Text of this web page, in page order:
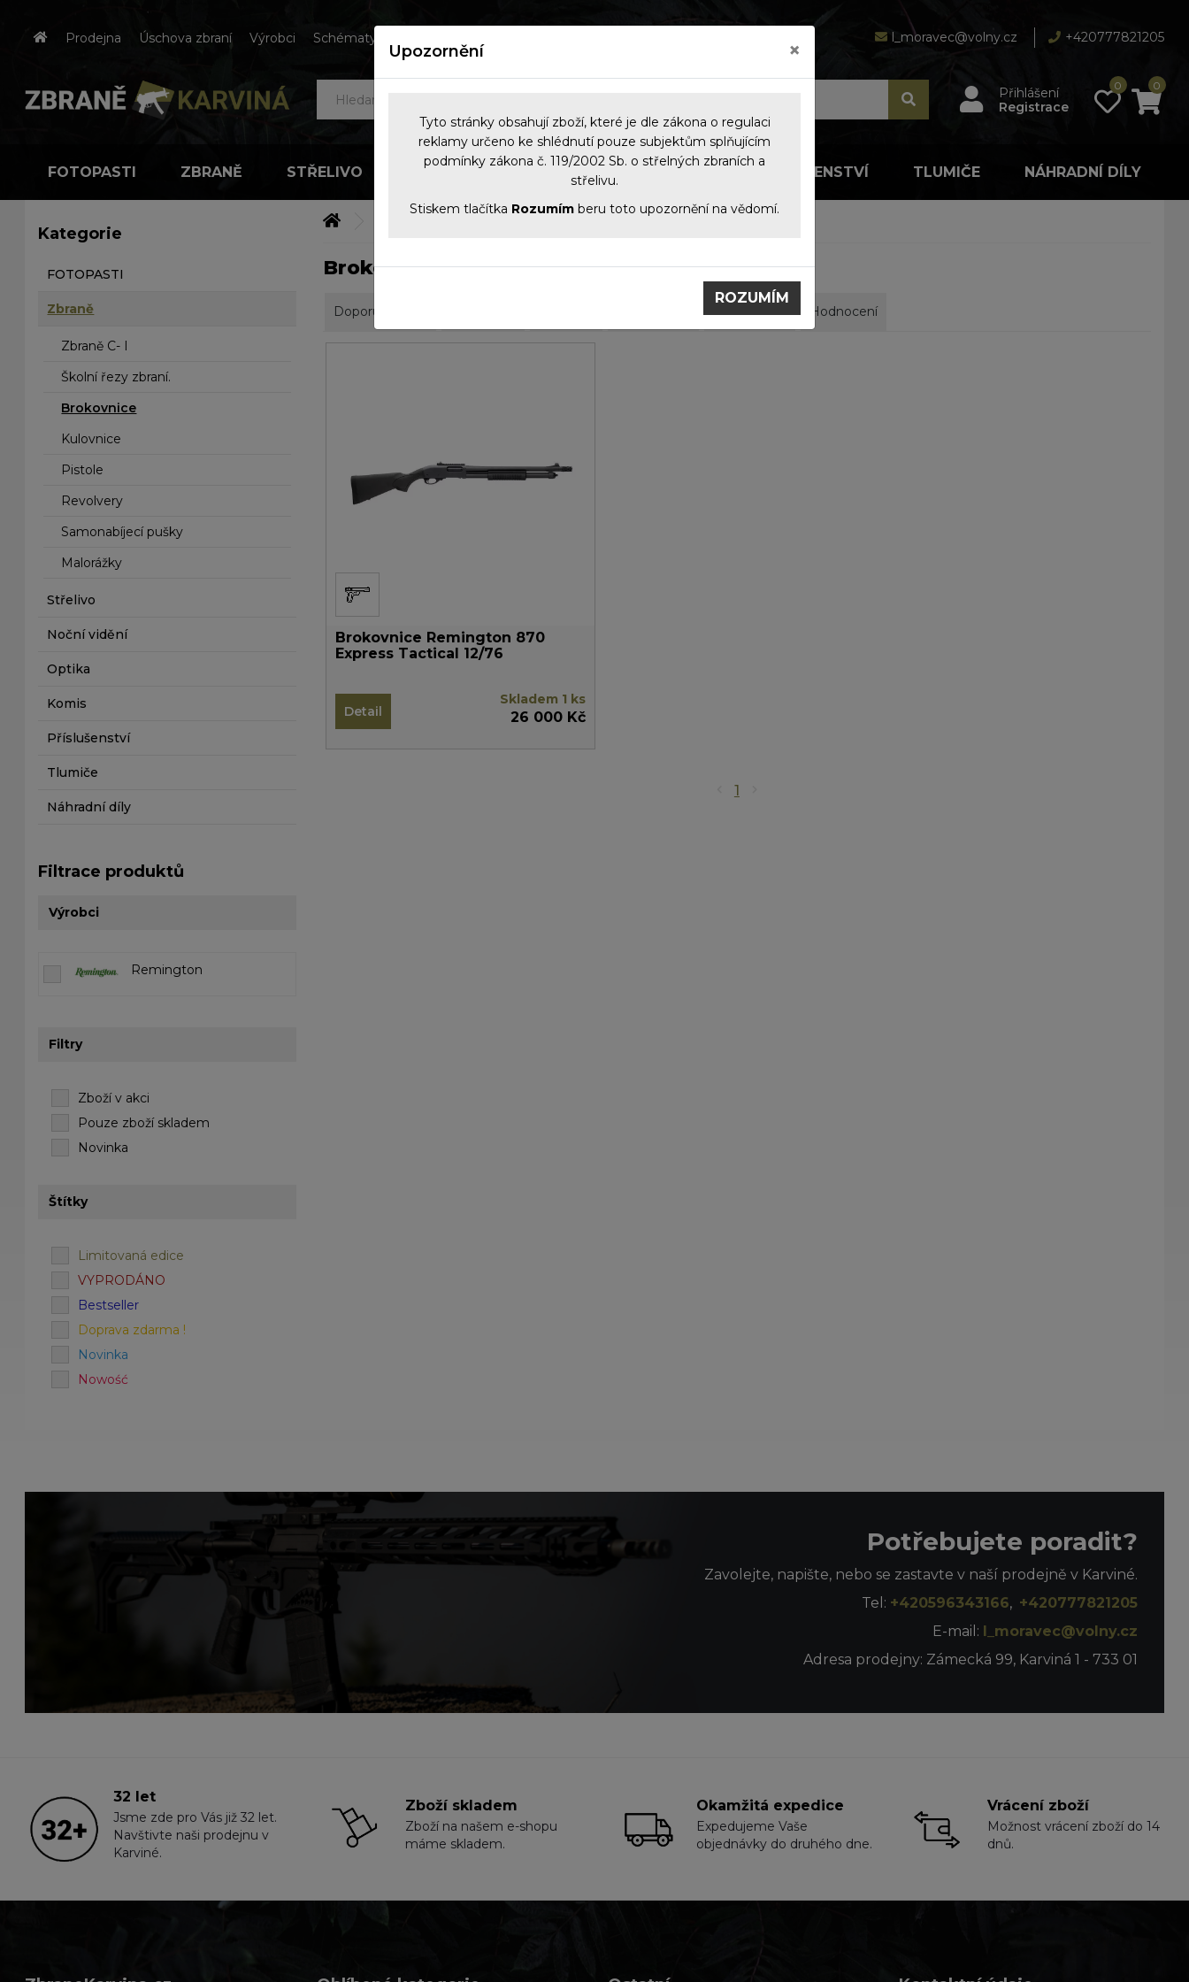
Prodejna Úschova zbraní Výrobci Schématy českých zbraní l_moravec@volny.cz +420777821205
Přihlášení
Registrace
0 0
FOTOPASTI ZBRANĚ STŘELIVO NOČNÍ VIDĚNÍ OPTIKA KOMIS PŘÍSLUŠENSTVÍ TLUMIČE NÁHRADNÍ DÍLY
Kategorie
FOTOPASTI
Zbraně
Zbraně C- I
Školní řezy zbraní.
Brokovnice
Kulovnice
Pistole
Revolvery
Samonabíjecí pušky
Malorážky
Střelivo
Noční vidění
Optika
Komis
Příslušenství
Tlumiče
Náhradní díly
Filtrace produktů
Výrobci
Remington
Filtry
Zboží v akci
Pouze zboží skladem
Novinka
Štítky
Limitovaná edice
VYPRODÁNO
Bestseller
Doprava zdarma !
Novinka
Nowość
Brokovnice
Doporučujeme Název (Z-A) Hodnocení
Brokovnice Remington 870
Express Tactical 12/76
Detail
Skladem 1 ks
26 000 Kč
1
Potřebujete poradit?
Zavolejte, napište, nebo se zastavte v naší prodejně v Karviné.
Tel: +420596343166, +420777821205
E-mail: l_moravec@volny.cz
Adresa prodejny: Zámecká 99, Karviná 1 - 733 01
32 let
Jsme zde pro Vás již 32 let.
Navštivte naši prodejnu v
Karviné.
Zboží skladem
Zboží na našem e-shopu
máme skladem.
Okamžitá expedice
Expedujeme Vaše
objednávky do druhého dne.
Vrácení zboží
Možnost vrácení zboží do 14
dnů.
Upozornění ×
Tyto stránky obsahují zboží, které je dle zákona o regulaci
reklamy určeno ke shlédnutí pouze subjektům splňujícím
podmínky zákona č. 119/2002 Sb. o střelných zbraních a
střelivu.
Stiskem tlačítka Rozumím beru toto upozornění na vědomí.
ROZUMÍM